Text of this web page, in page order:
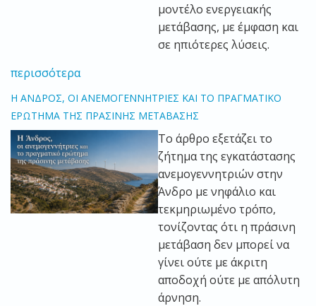
μοντέλο ενεργειακής
μετάβασης, με έμφαση και
σε ηπιότερες λύσεις.
περισσότερα
Η ΑΝΔΡΟΣ, ΟΙ ΑΝΕΜΟΓΕΝΝΗΤΡΙΕΣ ΚΑΙ ΤΟ ΠΡΑΓΜΑΤΙΚΟ
ΕΡΩΤΗΜΑ ΤΗΣ ΠΡΑΣΙΝΗΣ ΜΕΤΑΒΑΣΗΣ
Το άρθρο εξετάζει το
ζήτημα της εγκατάστασης
ανεμογεννητριών στην
Άνδρο με νηφάλιο και
τεκμηριωμένο τρόπο,
τονίζοντας ότι η πράσινη
μετάβαση δεν μπορεί να
γίνει ούτε με άκριτη
αποδοχή ούτε με απόλυτη
άρνηση.